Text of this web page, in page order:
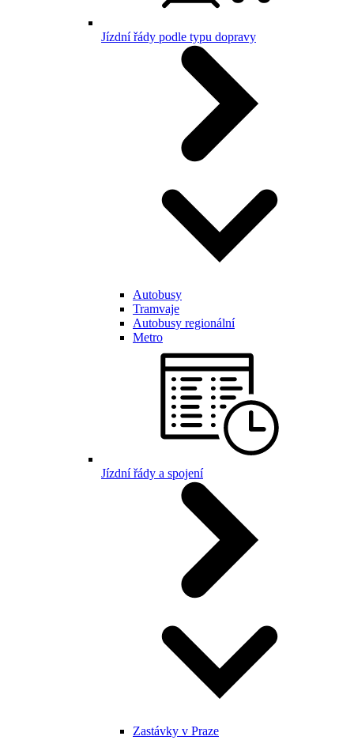
Jízdní řády podle typu dopravy
Autobusy
Tramvaje
Autobusy regionální
Metro
Jízdní řády a spojení
Zastávky v Praze